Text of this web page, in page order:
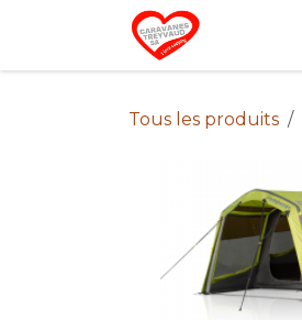
Se rendre au contenu
Tous les produits